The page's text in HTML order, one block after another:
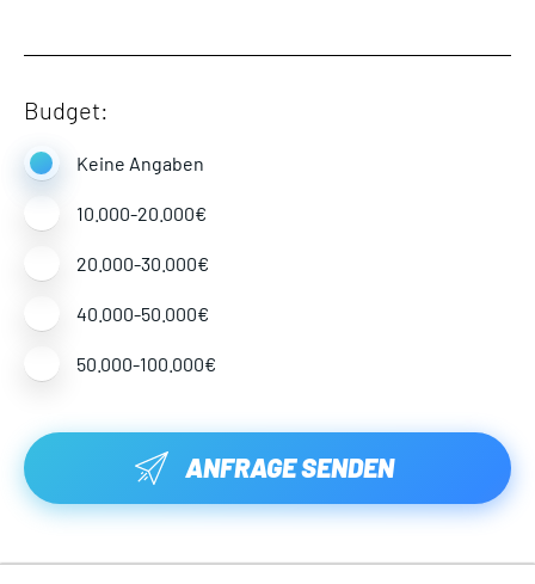
Budget:
Keine Angaben
10.000-20.000€
20.000-30.000€
40.000-50.000€
50.000-100.000€
ANFRAGE SENDEN